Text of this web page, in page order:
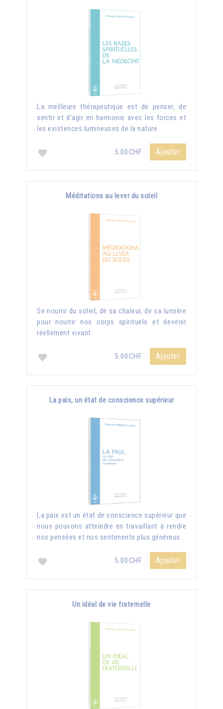
La meilleure thérapeutique est de penser, de
sentir et d'agir en harmonie avec les forces et
les existences lumineuses de la nature.
5.00CHF Ajouter
Méditations au lever du soleil
Se nourrir du soleil, de sa chaleur, de sa lumière
pour nourrir nos corps spirituels et devenir
réellement vivant.
5.00CHF Ajouter
La paix, un état de conscience supérieur
La paix est un état de conscience supérieur que
nous pouvons atteindre en travaillant à rendre
nos pensées et nos sentiments plus généreux.
5.00CHF Ajouter
Un idéal de vie fraternelle